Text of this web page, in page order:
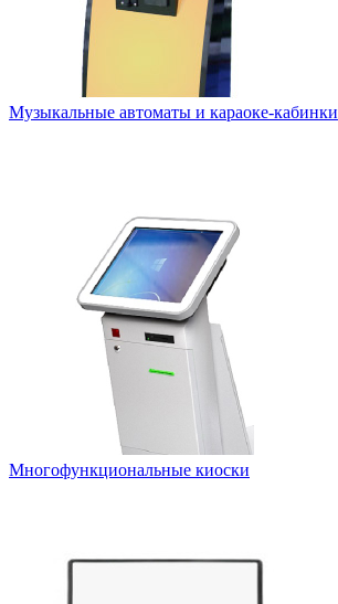
Музыкальные автоматы и караоке-кабинки
Многофункциональные киоски